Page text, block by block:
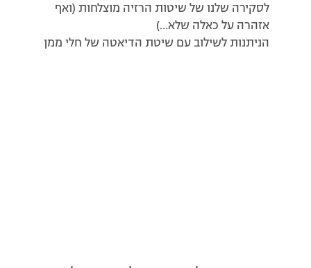
לסקירה שלנו של שיטות הרזיה מוצלחות (ואף
אזהרה על כאלה שלא…)
הניתנות לשילוב עם שיטת הדיאטה של חלי ממן